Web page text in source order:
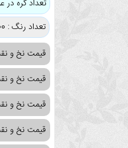
تعداد گره در عرض : 720
تعداد رنگ : 100
قیمت نخ و
قیمت نخ و
قیمت نخ و
قیمت نخ و